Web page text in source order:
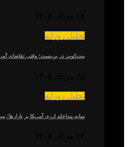
تحلیل روزانه
بیت‌کوین در بن‌بست؛ وقتی تقاضای
تحلیل روزانه
سایه مداخله ارزی آمریکا بر بازارها؛